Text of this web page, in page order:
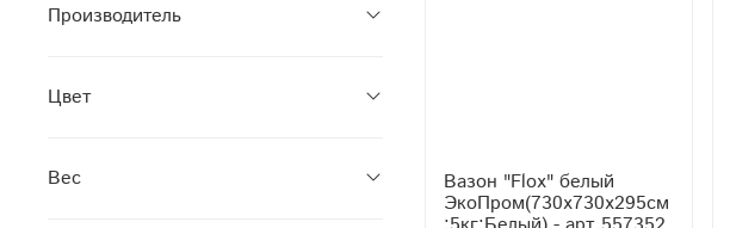
Вазон "Flox" белый
ЭкоПром(730x730x295см
Производитель
Цвет
Вес